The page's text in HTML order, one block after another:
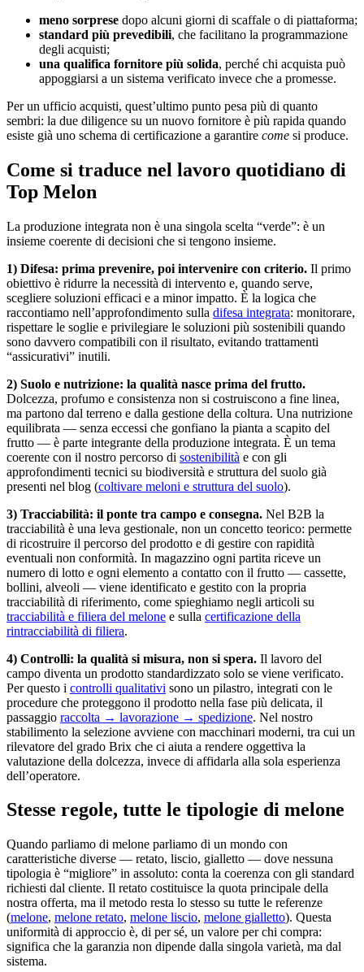
meno sorprese dopo alcuni giorni di scaffale o di piattaforma;
standard più prevedibili, che facilitano la programmazione
degli acquisti;
una qualifica fornitore più solida, perché chi acquista può
appoggiarsi a un sistema verificato invece che a promesse.
Per un ufficio acquisti, quest’ultimo punto pesa più di quanto
sembri: la due diligence su un nuovo fornitore è più rapida quando
esiste già uno schema di certificazione a garantire come si produce.
Come si traduce nel lavoro quotidiano di
Top Melon
La produzione integrata non è una singola scelta “verde”: è un
insieme coerente di decisioni che si tengono insieme.
1) Difesa: prima prevenire, poi intervenire con criterio. Il primo
obiettivo è ridurre la necessità di intervento e, quando serve,
scegliere soluzioni efficaci e a minor impatto. È la logica che
raccontiamo nell’approfondimento sulla difesa integrata: monitorare,
rispettare le soglie e privilegiare le soluzioni più sostenibili quando
sono davvero compatibili con il risultato, evitando trattamenti
“assicurativi” inutili.
2) Suolo e nutrizione: la qualità nasce prima del frutto.
Dolcezza, profumo e consistenza non si costruiscono a fine linea,
ma partono dal terreno e dalla gestione della coltura. Una nutrizione
equilibrata — senza eccessi che gonfiano la pianta a scapito del
frutto — è parte integrante della produzione integrata. È un tema
coerente con il nostro percorso di sostenibilità e con gli
approfondimenti tecnici su biodiversità e struttura del suolo già
presenti nel blog (coltivare meloni e struttura del suolo).
3) Tracciabilità: il ponte tra campo e consegna. Nel B2B la
tracciabilità è una leva gestionale, non un concetto teorico: permette
di ricostruire il percorso del prodotto e di gestire con rapidità
eventuali non conformità. In magazzino ogni partita riceve un
numero di lotto e ogni elemento a contatto con il frutto — cassette,
bollini, alveoli — viene identificato e gestito con la propria
tracciabilità di riferimento, come spieghiamo negli articoli su
tracciabilità e filiera del melone e sulla certificazione della
rintracciabilità di filiera.
4) Controlli: la qualità si misura, non si spera. Il lavoro del
campo diventa un prodotto standardizzato solo se viene verificato.
Per questo i controlli qualitativi sono un pilastro, integrati con le
procedure che proteggono il prodotto nella fase più delicata, il
passaggio raccolta → lavorazione → spedizione. Nel nostro
stabilimento la selezione avviene con macchinari moderni, tra cui un
rilevatore del grado Brix che ci aiuta a rendere oggettiva la
valutazione della dolcezza, invece di affidarla alla sola esperienza
dell’operatore.
Stesse regole, tutte le tipologie di melone
Quando parliamo di melone parliamo di un mondo con
caratteristiche diverse — retato, liscio, gialletto — dove nessuna
tipologia è “migliore” in assoluto: conta la coerenza con gli standard
richiesti dal cliente. Il retato costituisce la quota principale della
nostra offerta, ma il metodo resta lo stesso su tutte le referenze
(melone, melone retato, melone liscio, melone gialletto). Questa
uniformità di approccio è, di per sé, un valore per chi compra:
significa che la garanzia non dipende dalla singola varietà, ma dal
sistema.